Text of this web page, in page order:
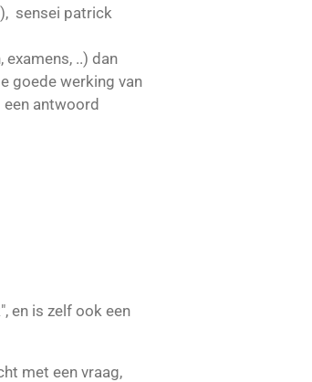
sensei patrick
..) dan
goede werking van
antwoord
en is zelf ook een
met een vraag,